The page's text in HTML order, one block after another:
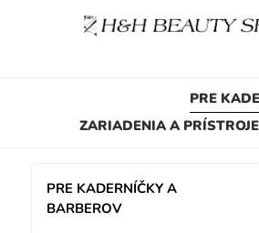
PRE
ZARIADENIA A
PRE KADERNÍČKY A
BARBEROV